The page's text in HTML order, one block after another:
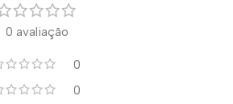
0 avaliação
0
0